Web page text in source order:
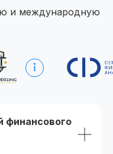
и международную
финансового